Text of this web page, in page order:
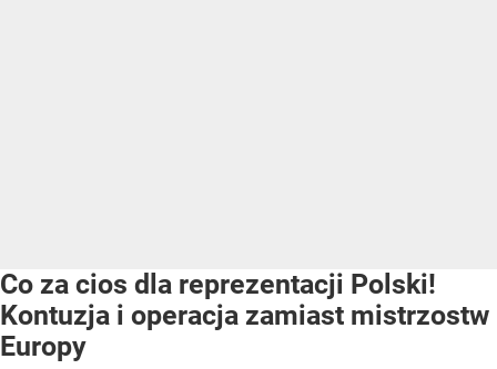
Co za cios dla reprezentacji Polski!
Kontuzja i operacja zamiast mistrzostw
Europy